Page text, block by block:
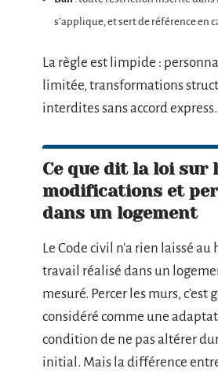
s’applique, et sert de référence en
La règle est limpide :
limitée, transformations
interdites sans accord express.
Ce que dit la loi sur
modifications et
dans un logement
Le Code civil n’a rien laissé au
travail réalisé dans un
mesuré. Percer les murs,
considéré comme une
condition de ne pas altérer
initial. Mais la différence